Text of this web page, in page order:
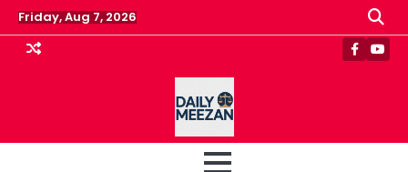
Skip
to
content
Friday, Aug 7, 2026